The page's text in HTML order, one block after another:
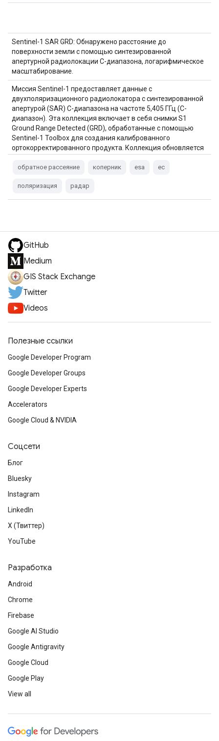
Sentinel-1 SAR GRD: Обнаружено расстояние до
поверхности земли с помощью синтезированной
апертурной радиолокации C-диапазона, логарифмическое
масштабирование.
Миссия Sentinel-1 предоставляет данные с
двухполяризационного радиолокатора с синтезированной
апертурой (SAR) C-диапазона на частоте 5,405 ГГц (C-
диапазон). Эта коллекция включает в себя снимки S1
Ground Range Detected (GRD), обработанные с помощью
Sentinel-1 Toolbox для создания калиброванного
ортокорректированного продукта. Коллекция обновляется
обратное рассеяние коперник esa ес
поляризация радар
GitHub
Medium
GIS Stack Exchange
Twitter
Videos
Полезные ссылки
Google Developer Program
Google Developer Groups
Google Developer Experts
Accelerators
Google Cloud & NVIDIA
Соцсети
Блог
Bluesky
Instagram
LinkedIn
X (Твиттер)
YouTube
Разработка
Android
Chrome
Firebase
Google AI Studio
Google Antigravity
Google Cloud
Google Play
View all